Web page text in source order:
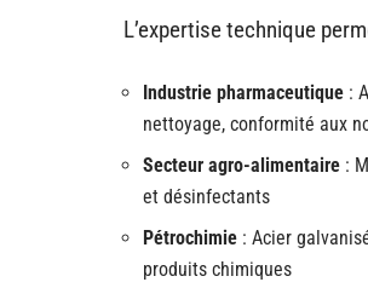
L’expertise technique
Industrie pharmaceutique :
nettoyage, conformité aux
Secteur agro-alimentaire :
et désinfectants
Pétrochimie : Acier
produits chimiques